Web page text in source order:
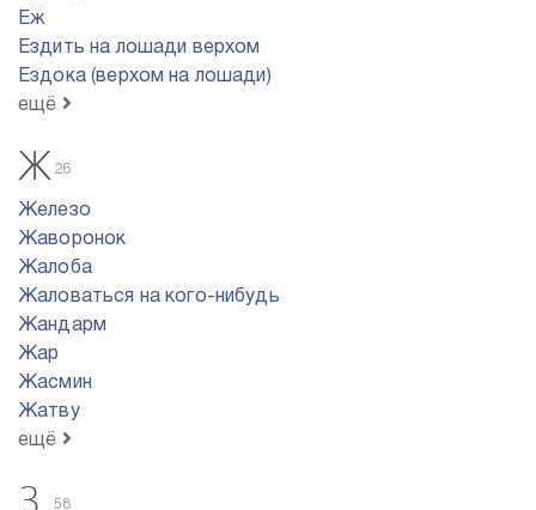
Еж
Ездить на лошади верхом
Ездока (верхом на лошади)
ещё
Ж 26
Железо
Жаворонок
Жалоба
Жаловаться на кого-нибудь
Жандарм
Жар
Жасмин
Жатву
ещё
58